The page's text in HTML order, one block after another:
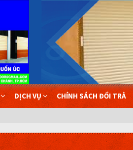
DỊCH VỤ CHÍNH SÁCH ĐỔI TRẢ